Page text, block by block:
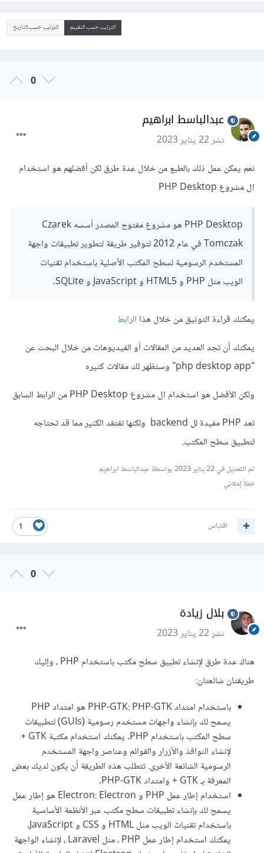
الترتيب حسب التقييم الترتيب حسب التاريخ
0
عبدالباسط ابراهيم
نشر22 يناير 2023
نعم يمكن عمل ذلك بالطبع من خلال عدة طرق لكن أفضلهم هو استخدام
ال مشروع PHP Desktop
PHP Desktop هو مشروع مفتوح المصدر أسسه Czarek
Tomczak في عام 2012 لتوفير طريقة لتطوير تطبيقات واجهة
المستخدم الرسومية لسطح المكتب الأصلية باستخدام تقنيات
الويب مثل PHP و HTML5 و JavaScript و SQLite.
يمكنك قراءة التوثيق من خلال هذا الرابط
يمكنك أن تجد العديد من المقالات أو الفيديوهات من خلال البحث عن
"php desktop app" وستظهر لك مقالات كثيره
ولكن الأفضل هو استخدام ال مشروع PHP Desktop من الرابط السابق
تعد PHP مفيدة لل backend ولكنها تفتقد الكثير مما قد تحتاجه
لتطبيق سطح المكتب.
تم التعديل في22 يناير 2023
بواسطة عبدالباسط ابراهيم
خطأ إملائي
1 اقتباس
0
بلال زيادة
نشر22 يناير 2023
هناك عدة طرق لإنشاء تطبيق سطح مكتب باستخدام PHP ، وإليك
طريقتان شائعتان:
باستخدام امتداد PHP-GTK: PHP-GTK هو امتداد PHP
يسمح لك بإنشاء واجهات مستخدم رسومية (GUIs) لتطبيقات
سطح المكتب باستخدام PHP. يمكنك استخدام مكتبة GTK +
لإنشاء النوافذ والأزرار والقوائم وعناصر واجهة المستخدم
الرسومية الشائعة الأخرى. تتطلب هذه الطريقة أن يكون لديك بعض
المعرفة بـ GTK + وامتداد PHP-GTK.
استخدام إطار عمل PHP و Electron: Electron هو إطار عمل
يسمح لك بإنشاء تطبيقات سطح مكتب عبر الأنظمة الأساسية
باستخدام تقنيات الويب مثل HTML و CSS و JavaScript.
يمكنك استخدام إطار عمل PHP ، مثل Laravel ، لإنشاء الواجهة